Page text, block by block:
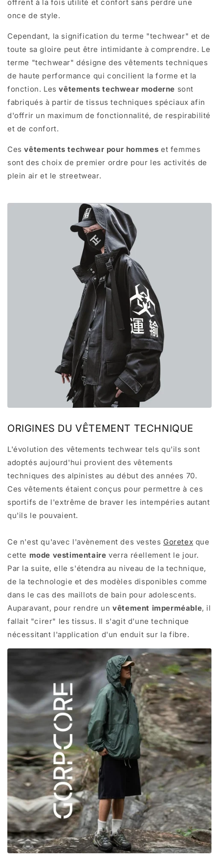
offrent à la fois utilité et confort sans perdre une
once de style.
Cependant, la signification du terme "techwear" et de
toute sa gloire peut être intimidante à comprendre. Le
terme "techwear" désigne des vêtements techniques
de haute performance qui concilient la forme et la
fonction. Lesvêtements techwear moderne sont
fabriqués à partir de tissus techniques spéciaux afin
d'offrir un maximum de fonctionnalité, de respirabilité
et de confort.
Cesvêtements techwear pour hommes et femmes
sont des choix de premier ordre pour les activités de
plein air et le streetwear.
ORIGINES DU VÊTEMENT TECHNIQUE
L'évolution des vêtements techwear tels qu'ils sont
adoptés aujourd'hui provient des vêtements
techniques des alpinistes au début des années 70.
Ces vêtements étaient conçus pour permettre à ces
sportifs de l'extrême de braver les intempéries autant
qu'ils le pouvaient.
Ce n'est qu'avec l'avènement des vestes Goretex que
cette mode vestimentaire verra réellement le jour.
Par la suite, elle s'étendra au niveau de la technique,
de la technologie et des modèles disponibles comme
dans le cas des maillots de bain pour adolescents.
Auparavant, pour rendre unvêtement imperméable, il
fallait "cirer" les tissus. Il s'agit d'une technique
nécessitant l'application d'un enduit sur la fibre.